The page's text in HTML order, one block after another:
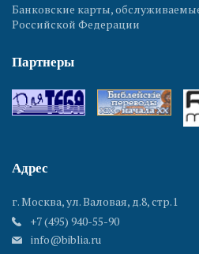
Банковские карты,
Российской Федерации
Партнеры
Адрес
г. Москва, ул. Валовая, д.8, стр.1
+7 (495) 940-55-90
info@biblia.ru